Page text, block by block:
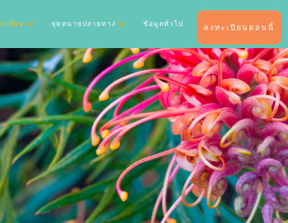
เบียน จุดหมายปลายทาง ข้อมูลทั่วไป ลงทะเบียนตอนนี้